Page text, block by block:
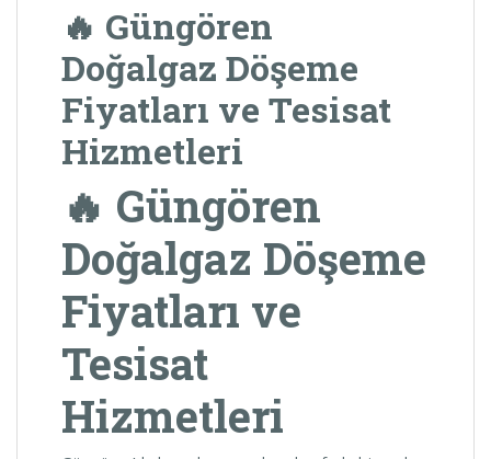
🔥 Güngören
Doğalgaz Döşeme
Fiyatları ve Tesisat
Hizmetleri
🔥 Güngören
Doğalgaz Döşeme
Fiyatları ve
Tesisat
Hizmetleri